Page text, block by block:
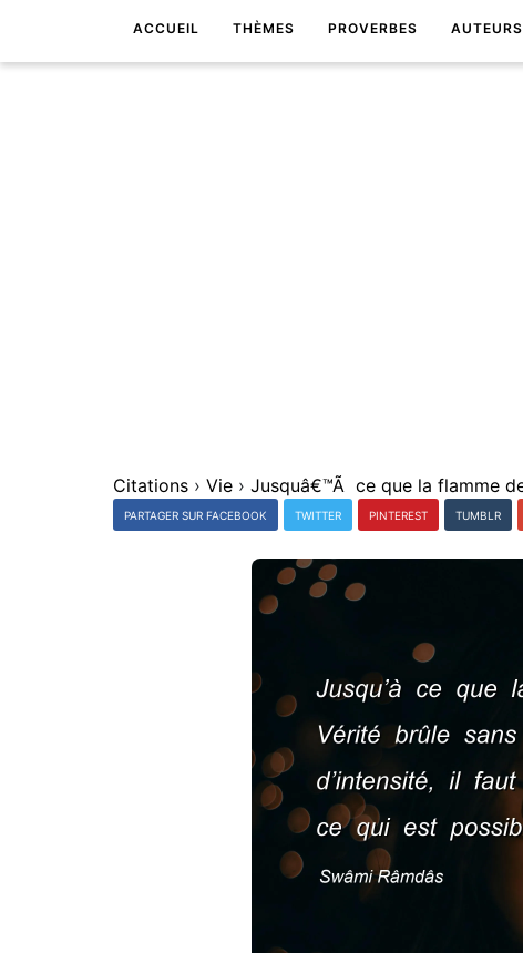
ACCUEIL THÈMES PROVERBES AUTEURS
Citations › Vie ›
PARTAGER SUR FACEBOOK TWITTER PINTEREST TUMBLR